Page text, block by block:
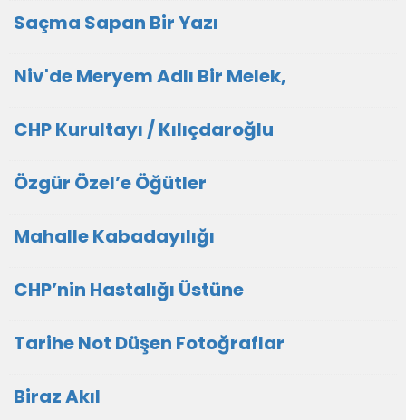
Saçma Sapan Bir Yazı
Niv'de Meryem Adlı Bir Melek,
CHP Kurultayı / Kılıçdaroğlu
Özgür Özel’e Öğütler
Mahalle Kabadayılığı
CHP’nin Hastalığı Üstüne
Tarihe Not Düşen Fotoğraflar
Biraz Akıl